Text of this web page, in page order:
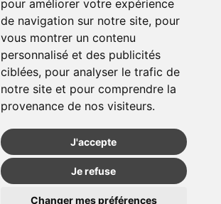
pour améliorer votre expérience
de navigation sur notre site, pour
vous montrer un contenu
personnalisé et des publicités
ciblées, pour analyser le trafic de
notre site et pour comprendre la
provenance de nos visiteurs.
J'accepte
Je refuse
Changer mes préférences
Paiement
Simple, rapide et 100% sécurisé
Retrait & Livriason
Retrait en automate ou Locker
Livraison chez vous